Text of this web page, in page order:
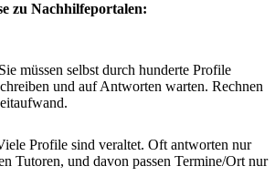
zu Nachhilfeportalen:
Sie müssen selbst durch hunderte Profile
und auf Antworten warten. Rechnen
Profile sind veraltet. Oft antworten nur
Tutoren, und davon passen Termine/Ort nur